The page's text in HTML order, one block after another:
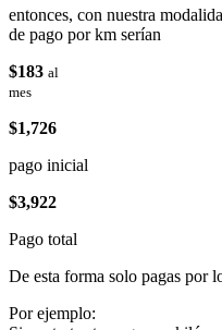
entonces, con nuestra
de pago por km serían
$183 al
mes
$1,726
pago inicial
$3,922
Pago total
De esta forma solo pagas por
Por ejemplo: